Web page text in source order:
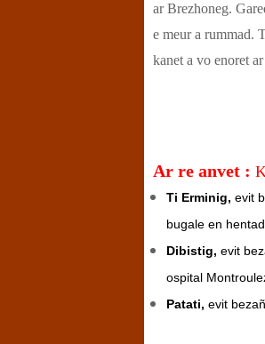
ar Brezhoneg.
e meur a rummad.
kanet a vo enoret
Ar re anvet :
Ti Erminig, evit
bugale en
Dibistig, evit
ospital
Patati, evit